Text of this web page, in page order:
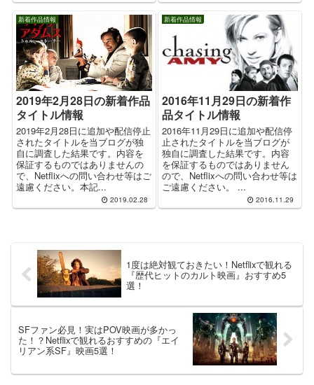
新着作品情報
2019年2月28日の新着作品
タイトル情報
2019年2月28日に追加や配信停止
されたタイトルを当ブログが独
自に調査した結果です。内容を
保証するものではありませんの
で、Netflixへの問い合わせ等はご
遠慮ください。本記...
2019.02.28
新着作品情報
2016年11月29日の新着作
品タイトル情報
2016年11月29日に追加や配信停
止されたタイトルを当ブログが
独自に調査した結果です。内容
を保証するものではありません
ので、Netflixへの問い合わせ等は
ご遠慮ください。 ...
2016.11.29
1度は絶対観ておきたい！Netflixで観れる
『歴代ヒットのカルト映画』おすすめ5
選！
SFファン必見！実はPOV映画が多かっ
た！？Netflixで観れるおすすめの『エイ
リアン系SF』映画5選！